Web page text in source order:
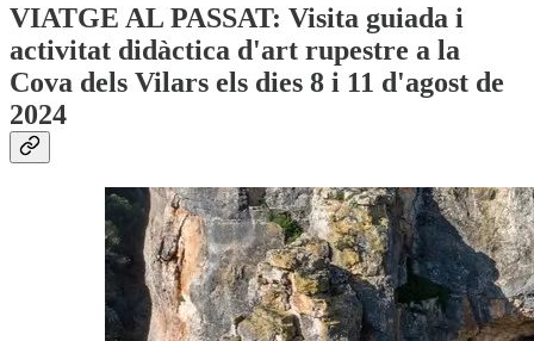
VIATGE AL PASSAT: Visita guiada i
activitat didàctica d'art rupestre a la
Cova dels Vilars els dies 8 i 11 d'agost de
2024